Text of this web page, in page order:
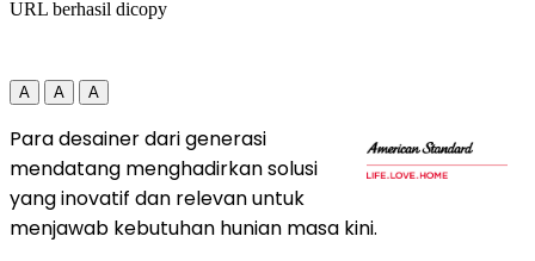
URL berhasil dicopy
A A A
Para desainer dari generasi
mendatang menghadirkan solusi
yang inovatif dan relevan untuk
menjawab kebutuhan hunian masa kini.